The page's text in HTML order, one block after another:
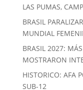
LAS PUMAS,
BRASIL
MUNDIAL
BRASIL 2027:
MOSTRARON
HISTORICO: AFA
SUB-12